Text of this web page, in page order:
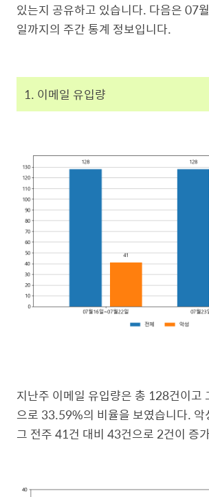
있는지 공유하고 있습니다. 다음은 07
일까지의 주간 통계 정보입니다.
1. 이메일 유입량
지난주 이메일 유입량은 총 128건이고
으로 33.59%의 비율을 보였습니다. 악
그 전주 41건 대비 43건으로 2건이 증